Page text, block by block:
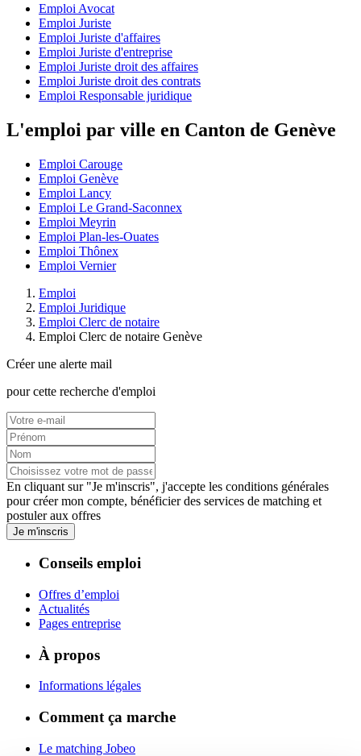
Emploi Avocat
Emploi Juriste
Emploi Juriste d'affaires
Emploi Juriste d'entreprise
Emploi Juriste droit des affaires
Emploi Juriste droit des contrats
Emploi Responsable juridique
L'emploi par ville en Canton de Genève
Emploi Carouge
Emploi Genève
Emploi Lancy
Emploi Le Grand-Saconnex
Emploi Meyrin
Emploi Plan-les-Ouates
Emploi Thônex
Emploi Vernier
Emploi
Emploi Juridique
Emploi Clerc de notaire
Emploi Clerc de notaire Genève
Créer une alerte mail
pour cette recherche d'emploi
En cliquant sur "Je m'inscris", j'accepte les conditions générales
pour créer mon compte, bénéficier des services de matching et
postuler aux offres
Je m'inscris
Conseils emploi
Offres d’emploi
Actualités
Pages entreprise
À propos
Informations légales
Comment ça marche
Le matching Jobeo